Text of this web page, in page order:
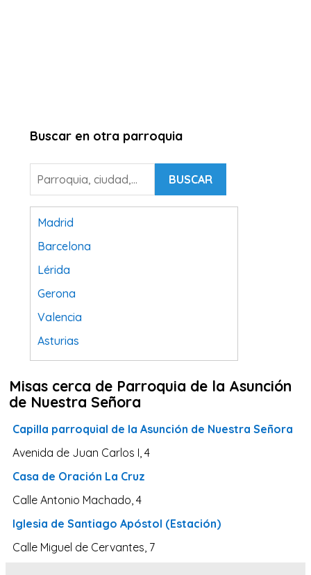
Buscar en otra parroquia
BUSCAR
Madrid
Barcelona
Lérida
Gerona
Valencia
Asturias
Tarragona
Navarra
Valladolid
Sevilla
La Coruña
Santa Cruz de Tenerife
Cantabria
Islas Baleares
Las Palmas
Misas cerca de Parroquia de la Asunción
de Nuestra Señora
Capilla parroquial de la Asunción de Nuestra Señora
Avenida de Juan Carlos I, 4
Casa de Oración La Cruz
Calle Antonio Machado, 4
Iglesia de Santiago Apóstol (Estación)
Calle Miguel de Cervantes, 7